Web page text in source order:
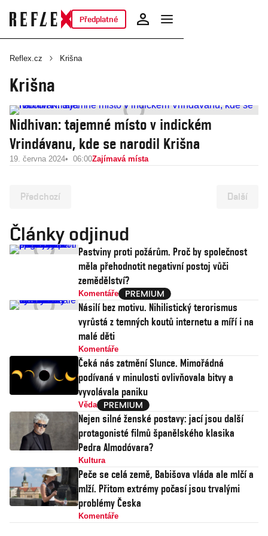
Předplatné
Reflex.cz Krišna
Krišna
Nidhivan: tajemné místo v indickém
Vrindávanu, kde se narodil Krišna
19. června 2024 06:00Zajímavá místa
Předchozí Další
Články odjinud
Pastviny proti požárům. Proč by společnost
měla přehodnotit negativní postoj vůči
zemědělství?
Komentáře
Násilí bez motivu. Nihilistický terorismus
vyrůstá z temných koutů internetu a míří i na
malé děti
Komentáře
Čeká nás zatmění Slunce. Mimořádná
podívaná v minulosti ovlivňovala bitvy a
vyvolávala paniku
Věda
Nejen silné ženské postavy: jací jsou další
protagonisté filmů španělského klasika
Pedra Almodóvara?
Kultura
Peče se celá země, Babišova vláda ale mlčí a
mlží. Přitom extrémy počasí jsou trvalými
problémy Česka
Komentáře